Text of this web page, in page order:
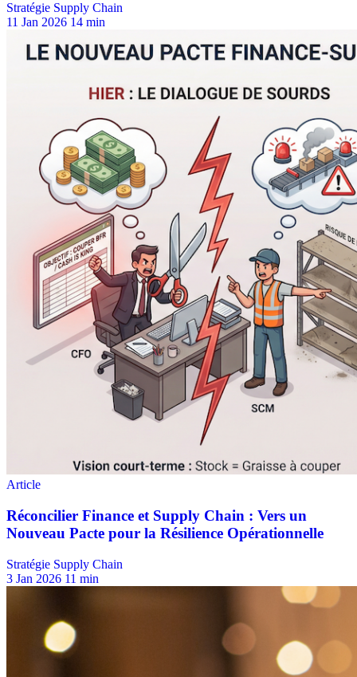
Stratégie Supply Chain
11 Jan 2026 14 min
Stratégie Supply Chain
3 Jan 2026 11 min